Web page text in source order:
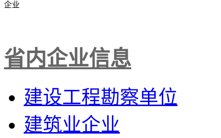
企业
省内企业信息
建设工程勘察单位
建筑业企业